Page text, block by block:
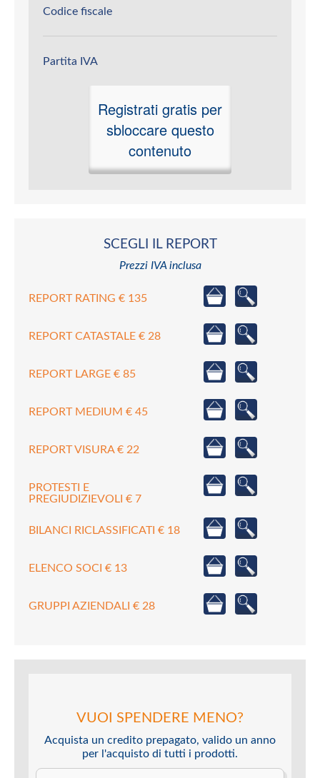
Codice fiscale
Partita IVA
Registrati gratis per
sbloccare questo
contenuto
SCEGLI IL REPORT
Prezzi IVA inclusa
REPORT RATING € 135
REPORT CATASTALE € 28
REPORT LARGE € 85
REPORT MEDIUM € 45
REPORT VISURA € 22
PROTESTI E
PREGIUDIZIEVOLI € 7
BILANCI RICLASSIFICATI € 18
ELENCO SOCI € 13
GRUPPI AZIENDALI € 28
VUOI SPENDERE MENO?
Acquista un credito prepagato, valido un anno
per l'acquisto di tutti i prodotti.